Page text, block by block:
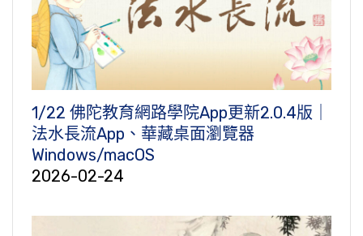
1/22 佛陀教育網路學院App更新2.0.4版｜
法水長流App、華藏桌面瀏覽器
Windows/macOS
2026-02-24